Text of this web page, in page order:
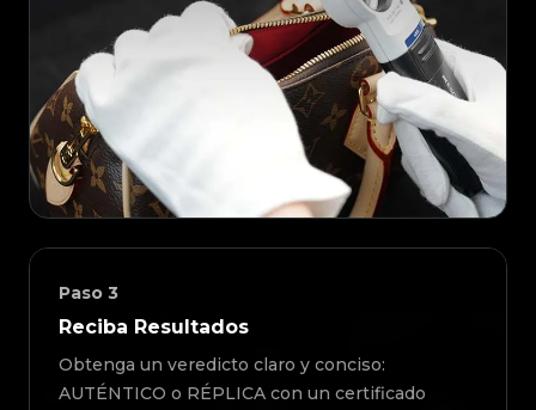
Paso 3
Reciba Resultados
Obtenga un veredicto claro y conciso:
AUTÉNTICO o RÉPLICA con un certificado